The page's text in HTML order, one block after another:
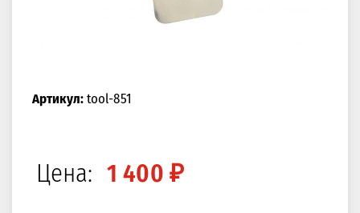
Артикул:tool-851
Цена: 1 400 ₽